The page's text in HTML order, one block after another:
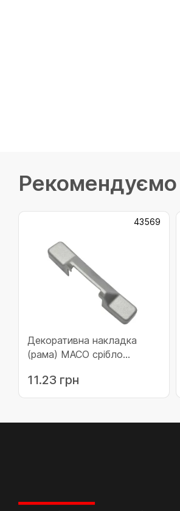
Рекомендуємо
43569
Декоративна накладка
(рама) MACO срібло
зовнішнього 54783
(43569)
11.23 грн